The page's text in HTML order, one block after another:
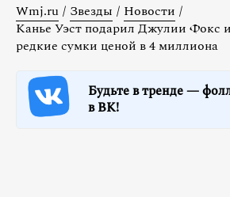
Wmj.ru / Звезды / Новости /
Канье Уэст подарил Джулии Фокс
редкие сумки ценой в 4 миллиона
Будьте в тренде —
в ВК!